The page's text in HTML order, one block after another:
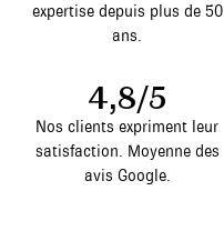
expertise depuis plus de 50
ans.
4,8/5
Nos clients expriment leur
satisfaction. Moyenne des
avis Google.